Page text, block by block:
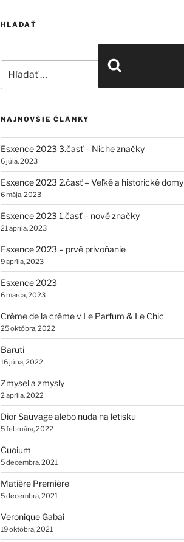
HLADAŤ
NAJNOVŠIE ČLÁNKY
Esxence 2023 3.časť – Niche značky
6 júla, 2023
Esxence 2023 2.časť – Veľké a historické domy
6 mája, 2023
Esxence 2023 1.časť – nové značky
21 apríla, 2023
Esxence 2023 – prvé privoňanie
9 apríla, 2023
Esxence 2023
6 marca, 2023
Crème de la crème v Le Parfum & Le Chic
25 októbra, 2022
Baruti
16 júna, 2022
Zmysel a zmysly
2 apríla, 2022
Dior Sauvage alebo nuda na letisku
5 februára, 2022
Cuoium
5 decembra, 2021
Matière Première
5 decembra, 2021
Veronique Gabai
19 októbra, 2021